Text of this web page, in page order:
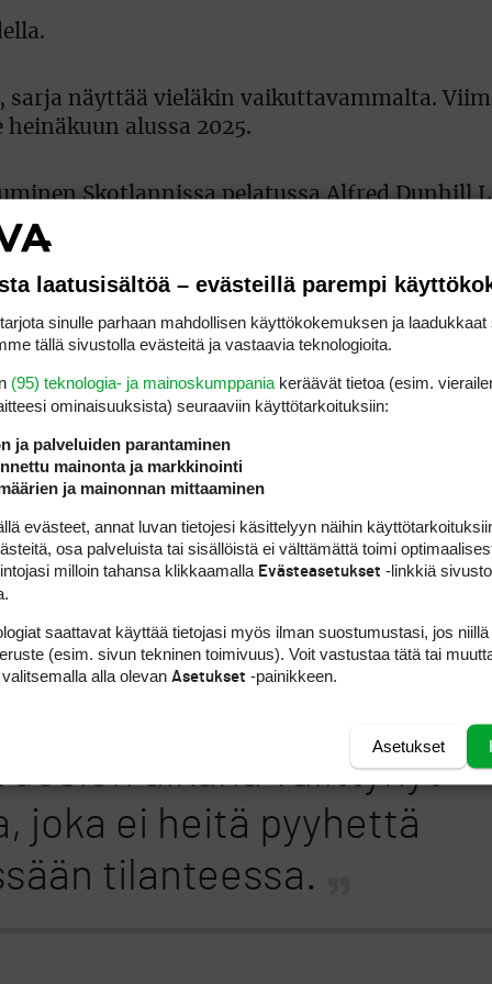
näyttää vieläkin vaikuttavammalta.
alussa 2025.
Skotlannissa pelatussa Alfred Dunhill
kierros peruuntui kokonaan
DP World Tourin kilpailusta
erityisesti kyvystään pelata tasaisesti ja
Korhonen rakensi pitkän ja
tilastoistaan ei löydy Lindellin nykyisen
määrä pääkiertueella. Hän pelaa
vuosia opetellakseen kiertueen
sopeutuneen ympäristöön poikkeuksellisen
menestykseen. Golfissa muistetaan
putket kertovat usein
aikana välittynyt
joka ei heitä pyyhettä
tilanteessa.
laatusisältöä – evästeillä parempi
sinulle parhaan mahdollisen käyttökokemuksen ja laadukkaat
tällä sivustolla evästeitä ja vastaavia teknologioita.
(95) teknologia- ja mainoskumppania keräävät tietoa (esim.
ominaisuuk­sista) seuraaviin käyttötarkoituksiin:
ja palveluiden parantaminen
mainonta ja markkinointi
ja mainonnan mittaaminen
evästeet, annat luvan tietojesi käsittelyyn näihin
osa palveluista tai sisällöistä ei välttämättä toimi
milloin tahansa klikkaamalla Evästeasetukset -linkkiä
saattavat käyttää tietojasi myös ilman suostumustasi, jos
(esim. sivun tekninen toimivuus). Voit vastustaa tätä tai
alla olevan Asetukset -painikkeen.
Asetukset